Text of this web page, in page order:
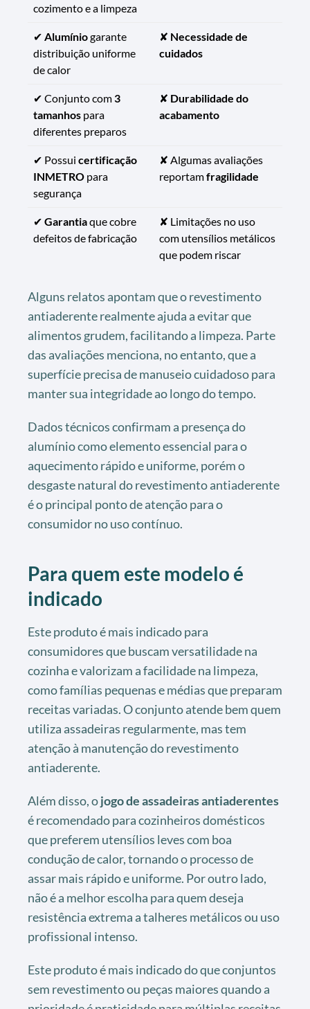
cozimento e a limpeza
✔ Alumíniogarante
distribuição uniforme
de calor
✘ Necessidade de
cuidados
✔ Conjunto com3
tamanhos para
diferentes preparos
✘ Durabilidade do
acabamento
✔ Possui certificação
INMETRO para
segurança
✘ Algumas avaliações
reportamfragilidade
✔ Garantiaque cobre
defeitos de fabricação
✘ Limitações no uso
com utensílios metálicos
que podem riscar
Alguns relatos apontam que o revestimento
antiaderente realmente ajuda a evitar que
alimentos grudem, facilitando a limpeza. Parte
das avaliações menciona, no entanto, que a
superfície precisa de manuseio cuidadoso para
manter sua integridade ao longo do tempo.
Dados técnicos confirmam a presença do
alumínio como elemento essencial para o
aquecimento rápido e uniforme, porém o
desgaste natural do revestimento antiaderente
é o principal ponto de atenção para o
consumidor no uso contínuo.
Para quem este modelo é
indicado
Este produto é mais indicado para
consumidores que buscam versatilidade na
cozinha e valorizam a facilidade na limpeza,
como famílias pequenas e médias que preparam
receitas variadas. O conjunto atende bem quem
utiliza assadeiras regularmente, mas tem
atenção à manutenção do revestimento
antiaderente.
Além disso, ojogo de assadeiras antiaderentes
é recomendado para cozinheiros domésticos
que preferem utensílios leves com boa
condução de calor, tornando o processo de
assar mais rápido e uniforme. Por outro lado,
não é a melhor escolha para quem deseja
resistência extrema a talheres metálicos ou uso
profissional intenso.
Este produto é mais indicado do que conjuntos
sem revestimento ou peças maiores quando a